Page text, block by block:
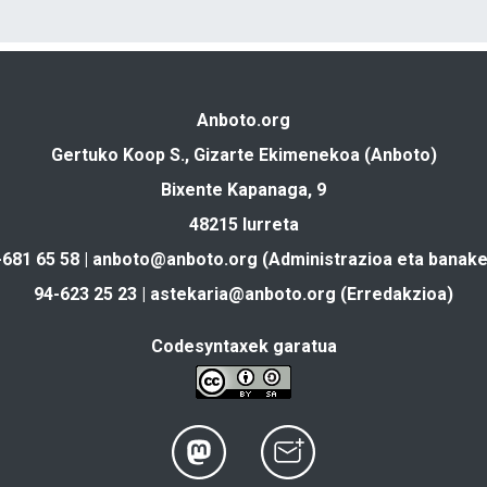
Anboto.org
Gertuko Koop S., Gizarte Ekimenekoa (Anboto)
Bixente Kapanaga, 9
48215 Iurreta
65 58 | anboto@anboto.org (Administrazioa eta
94-623 25 23 | astekaria@anboto.org (Erredakzioa)
Codesyntaxek garatua